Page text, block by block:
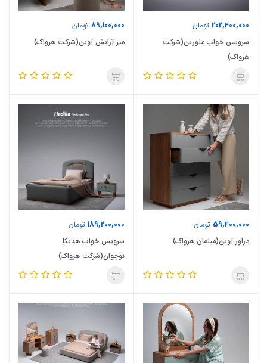
202,400,000 تومان
سرویس خواب ملورین(شرکت
هرواک)
89,100,000 تومان
میز آرایش آوین(شرکت هرواک)
59,400,000 تومان
دراور آوین(مبلمان هرواک)
189,200,000 تومان
سرویس خواب هدیکا
نوجوان(شرکت هرواک)